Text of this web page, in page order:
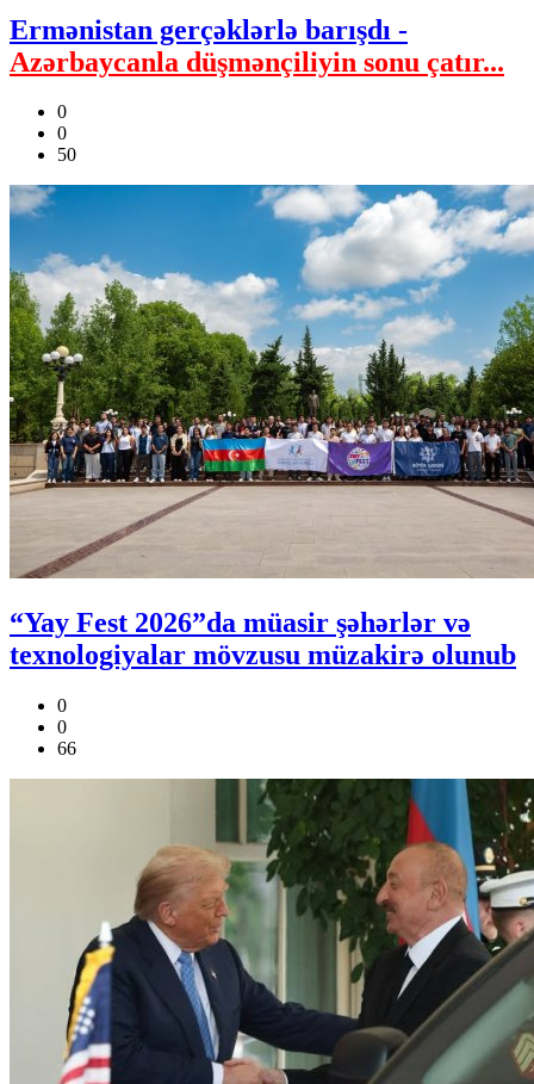
Ermənistan gerçəklərlə barışdı -
Azərbaycanla düşmənçiliyin sonu çatır...
0
0
50
“Yay Fest 2026”da müasir şəhərlər və
texnologiyalar mövzusu müzakirə olunub
0
0
66